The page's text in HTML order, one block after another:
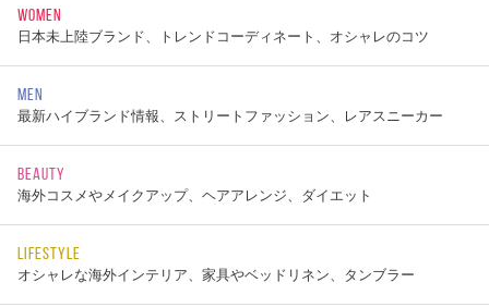
WOMEN
日本未上陸ブランド、トレンドコーディネート、オシャレのコツ
MEN
最新ハイブランド情報、ストリートファッション、レアスニーカー
BEAUTY
海外コスメやメイクアップ、ヘアアレンジ、ダイエット
LIFESTYLE
オシャレな海外インテリア、家具やベッドリネン、タンブラー